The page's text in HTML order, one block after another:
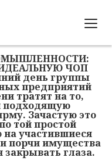
ЧОП
день группы
предприятий
тратят на то,
подходящую
Зачастую это
той простой
на участившиеся
порчи имущества
закрывать глаза.